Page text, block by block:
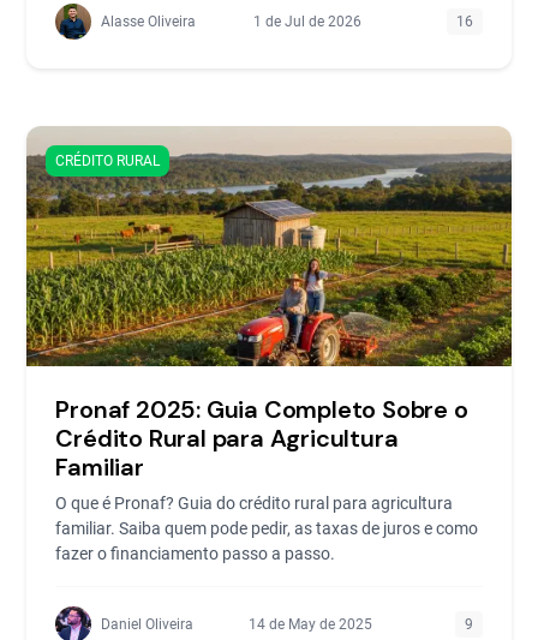
Alasse Oliveira 1 de Jul de 2026 16
CRÉDITO RURAL
Pronaf 2025: Guia Completo Sobre o
Crédito Rural para Agricultura
Familiar
O que é Pronaf? Guia do crédito rural para agricultura
familiar. Saiba quem pode pedir, as taxas de juros e como
fazer o financiamento passo a passo.
Daniel Oliveira 14 de May de 2025 9